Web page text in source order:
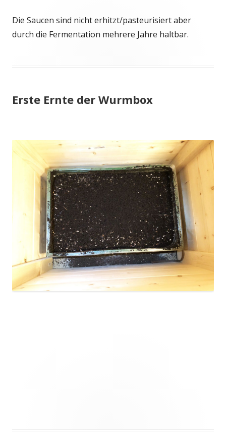
Die Saucen sind nicht erhitzt/pasteurisiert aber
durch die Fermentation mehrere Jahre haltbar.
Erste Ernte der Wurmbox